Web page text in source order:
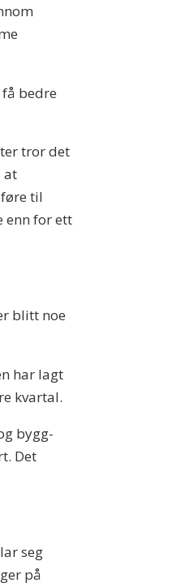
bedre
tror det
at
til
enn for ett
blitt noe
har lagt
kvartal.
bygg-
Det
seg
på